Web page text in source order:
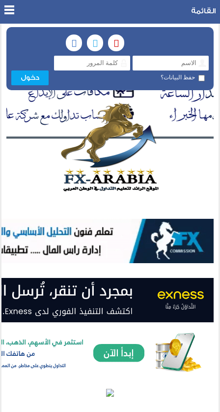
حفظ البيانات؟
القائمة